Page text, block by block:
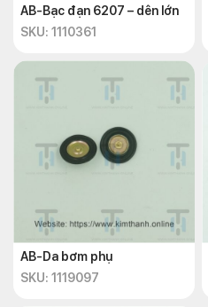
AB-Bạc đạn 6207 – dên lớn
SKU: 1110361
AB-Da bơm phụ
SKU: 1119097